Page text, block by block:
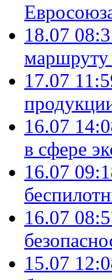
18.07
17.07
16.07
в сфере
16.07
16.07
15.07